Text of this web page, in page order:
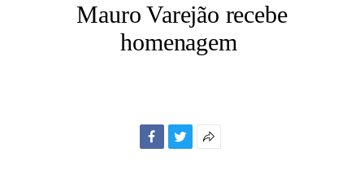
Mauro Varejão recebe
homenagem